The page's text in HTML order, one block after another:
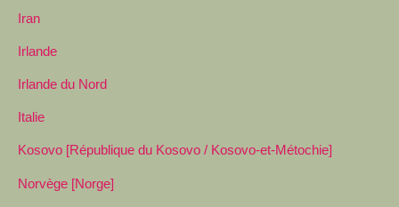
Iran
Irlande
Irlande du Nord
Italie
Kosovo [République du Kosovo / Kosovo-et-Métochie]
Norvège [Norge]